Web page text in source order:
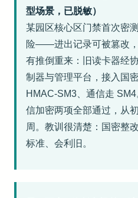
型场景，已脱敏）
某园区核心区门禁首次密
险——进出记录可被篡改
有推倒重来：旧读卡器经
制器与管理平台，接入国
HMAC-SM3、通信走
信加密两项全部通过，从
周。教训很清楚：国密整
标准、会利旧。